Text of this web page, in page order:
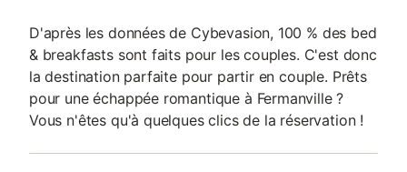
D'après les données de Cybevasion, 100 % des bed
& breakfasts sont faits pour les couples. C'est donc
la destination parfaite pour partir en couple. Prêts
pour une échappée romantique à Fermanville ?
Vous n'êtes qu'à quelques clics de la réservation !